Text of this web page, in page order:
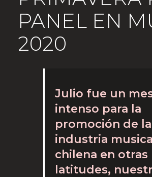
PANEL EN
2020
Julio fue un
intenso para la
promoción de la
industria
chilena en otras
latitudes,